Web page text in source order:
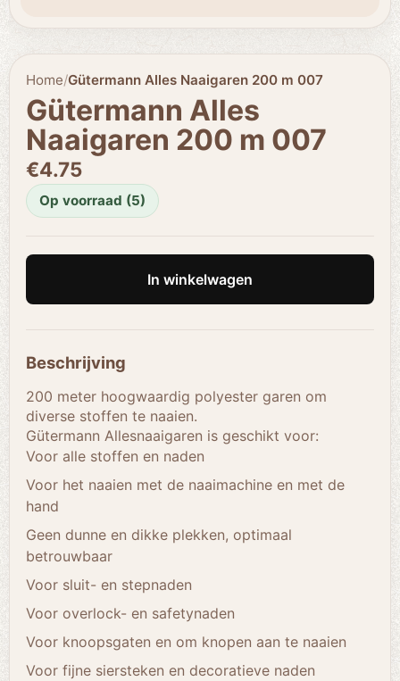
Home/Gütermann Alles Naaigaren 200 m 007
Gütermann Alles
Naaigaren 200 m 007
€4.75
Op voorraad (5)
In winkelwagen
Beschrijving
200 meter hoogwaardig polyester garen om
diverse stoffen te naaien.
Gütermann Allesnaaigaren is geschikt voor:
Voor alle stoffen en naden
Voor het naaien met de naaimachine en met de
hand
Geen dunne en dikke plekken, optimaal
betrouwbaar
Voor sluit- en stepnaden
Voor overlock- en safetynaden
Voor knoopsgaten en om knopen aan te naaien
Voor fijne siersteken en decoratieve naden